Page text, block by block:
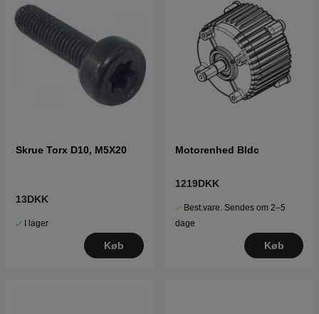
Skrue Torx D10, M5X20
13DKK
I lager
Køb
Motorenhed Bldc
1219DKK
Best.vare. Sendes om 2–5
dage
Køb